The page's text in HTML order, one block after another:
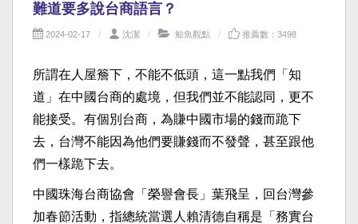
難道要多說台商語言？
2024-02-17 沈潔 鯨魚觀點 推薦數：3498
所謂在人屋簷下，不能不低頭，這一點我們「知
道」在中國台商的處境，但我們並不能認同，更不
能接受。有個別台商，為賺中國市場的錢而跪下
去，台灣不能因為他們要賺錢而不發聲，甚至跟他
們一樣跪下去。
中國珠海台商協會「榮譽會長」葉飛呈，回台灣參
加春節活動，指總統當選人賴清德自稱是「務實台